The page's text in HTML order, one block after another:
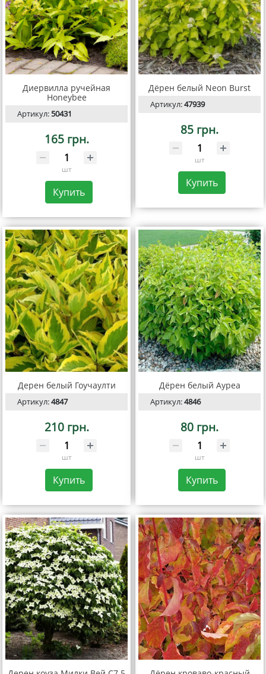
Диервилла ручейная
Honeybee
Артикул:50431
165 грн.
шт
Купить
Дёрен белый Neon Burst
Артикул:47939
85 грн.
шт
Купить
Дерен белый Гоучаулти
Артикул:4847
210 грн.
шт
Купить
Дёрен белый Ауреа
Артикул:4846
80 грн.
шт
Купить